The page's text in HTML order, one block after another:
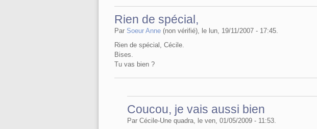
Rien de spécial,
Par Soeur Anne (non vérifié), le lun, 19/11/2007 - 17:45.
Rien de spécial, Cécile.
Bises.
Tu vas bien ?
Coucou, je vais aussi bien
Par Cécile-Une quadra, le ven, 01/05/2009 - 11:53.